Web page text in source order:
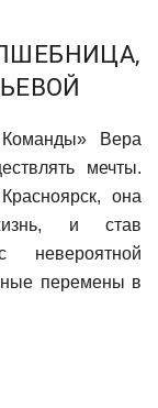
Вера
мечты.
она
и став
невероятной
перемены в